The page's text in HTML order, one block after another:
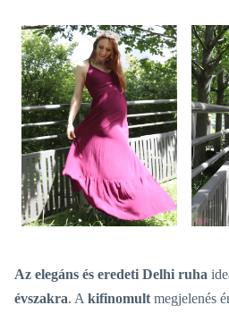
Az elegáns és eredeti Delhi ruha
évszakra. A kifinomult megjelenés